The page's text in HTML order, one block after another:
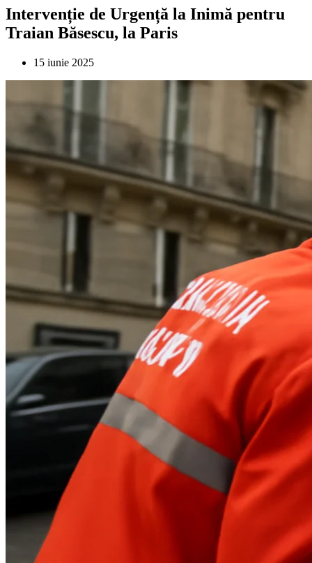
Intervenție de Urgență la Inimă pentru
Traian Băsescu, la Paris
15 iunie 2025